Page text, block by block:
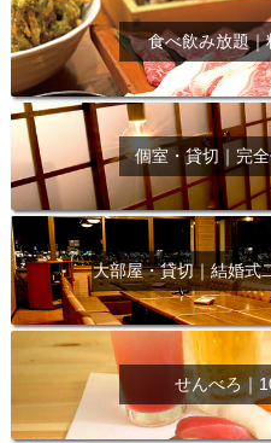
食べ飲み放題
個室・貸切｜完
大部屋・貸切｜結婚式
せんべろ｜